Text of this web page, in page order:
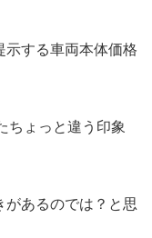
示する車両本体価格
ちょっと違う印象
があるのでは？と思